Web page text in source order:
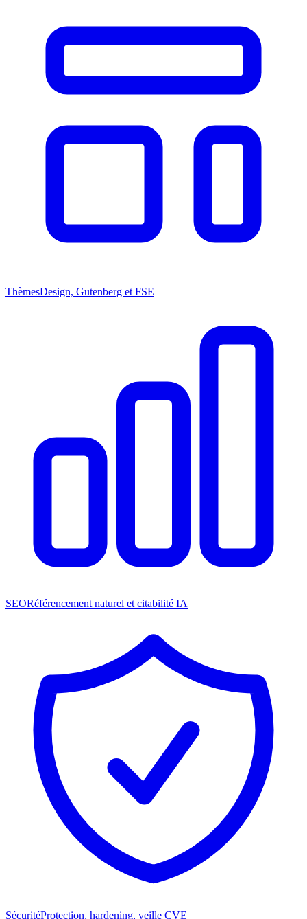
ThèmesDesign, Gutenberg et FSE
SEORéférencement naturel et citabilité IA
SécuritéProtection, hardening, veille CVE